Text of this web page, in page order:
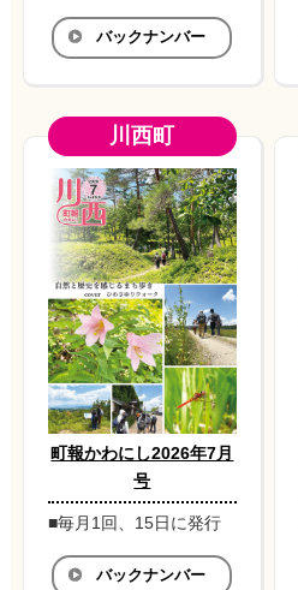
バックナンバー
川西町
町報かわにし2026年7月
号
■毎月1回、15日に発行
バックナンバー